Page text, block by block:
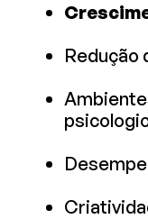
Redução